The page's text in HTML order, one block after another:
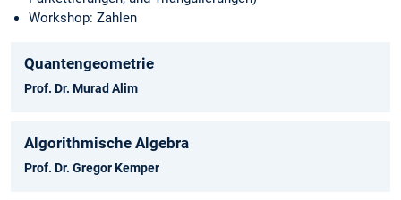
Workshop: Zahlen
Quantengeometrie
Prof. Dr. Murad Alim
Algorithmische Algebra
Prof. Dr. Gregor Kemper